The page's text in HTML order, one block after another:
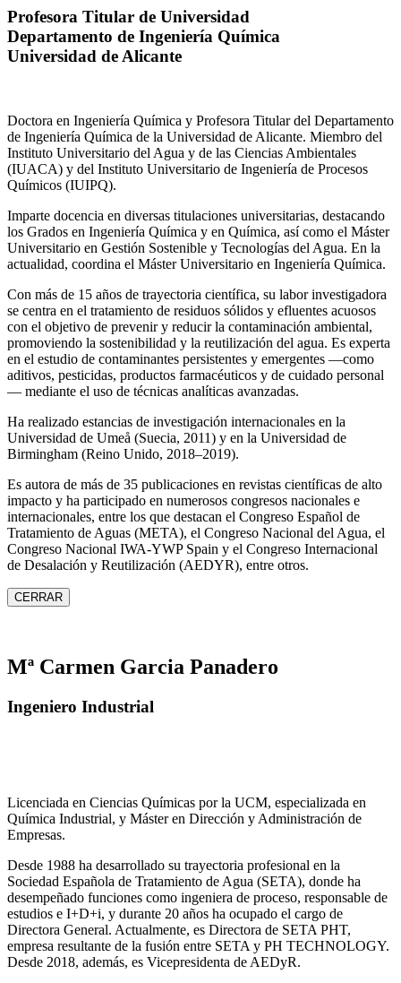
Profesora Titular de Universidad
Departamento de Ingeniería Química
Universidad de Alicante
Doctora en Ingeniería Química y Profesora Titular del Departamento
de Ingeniería Química de la Universidad de Alicante. Miembro del
Instituto Universitario del Agua y de las Ciencias Ambientales
(IUACA) y del Instituto Universitario de Ingeniería de Procesos
Químicos (IUIPQ).
Imparte docencia en diversas titulaciones universitarias, destacando
los Grados en Ingeniería Química y en Química, así como el Máster
Universitario en Gestión Sostenible y Tecnologías del Agua. En la
actualidad, coordina el Máster Universitario en Ingeniería Química.
Con más de 15 años de trayectoria científica, su labor investigadora
se centra en el tratamiento de residuos sólidos y efluentes acuosos
con el objetivo de prevenir y reducir la contaminación ambiental,
promoviendo la sostenibilidad y la reutilización del agua. Es experta
en el estudio de contaminantes persistentes y emergentes —como
aditivos, pesticidas, productos farmacéuticos y de cuidado personal
— mediante el uso de técnicas analíticas avanzadas.
Ha realizado estancias de investigación internacionales en la
Universidad de Umeå (Suecia, 2011) y en la Universidad de
Birmingham (Reino Unido, 2018–2019).
Es autora de más de 35 publicaciones en revistas científicas de alto
impacto y ha participado en numerosos congresos nacionales e
internacionales, entre los que destacan el Congreso Español de
Tratamiento de Aguas (META), el Congreso Nacional del Agua, el
Congreso Nacional IWA‑YWP Spain y el Congreso Internacional
de Desalación y Reutilización (AEDYR), entre otros.
CERRAR
Mª Carmen Garcia Panadero
Ingeniero Industrial
Licenciada en Ciencias Químicas por la UCM, especializada en
Química Industrial, y Máster en Dirección y Administración de
Empresas.
Desde 1988 ha desarrollado su trayectoria profesional en la
Sociedad Española de Tratamiento de Agua (SETA), donde ha
desempeñado funciones como ingeniera de proceso, responsable de
estudios e I+D+i, y durante 20 años ha ocupado el cargo de
Directora General. Actualmente, es Directora de SETA PHT,
empresa resultante de la fusión entre SETA y PH TECHNOLOGY.
Desde 2018, además, es Vicepresidenta de AEDyR.